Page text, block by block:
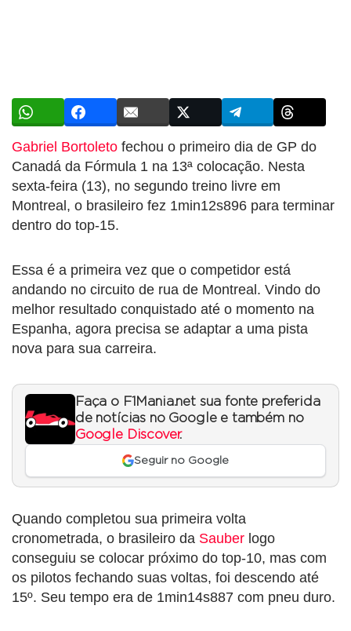
Gabriel Bortoleto fechou o primeiro dia de GP do
Canadá da Fórmula 1 na 13ª colocação. Nesta
sexta-feira (13), no segundo treino livre em
Montreal, o brasileiro fez 1min12s896 para terminar
dentro do top-15.
Essa é a primeira vez que o competidor está
andando no circuito de rua de Montreal. Vindo do
melhor resultado conquistado até o momento na
Espanha, agora precisa se adaptar a uma pista
nova para sua carreira.
Faça o F1Mania.net sua fonte preferida
de notícias no Google e também no
Google Discover.
Seguir no Google
Quando completou sua primeira volta
cronometrada, o brasileiro da Sauber logo
conseguiu se colocar próximo do top-10, mas com
os pilotos fechando suas voltas, foi descendo até
15º. Seu tempo era de 1min14s887 com pneu duro.